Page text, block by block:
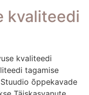
kvaliteedi
kvaliteedi
tagamise
õppekavade